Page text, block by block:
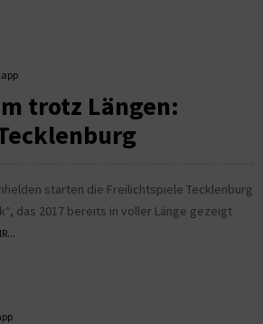
trotz Längen:
starten die Freilichtspiele Tecklenburg
das 2017 bereits in voller Länge gezeigt